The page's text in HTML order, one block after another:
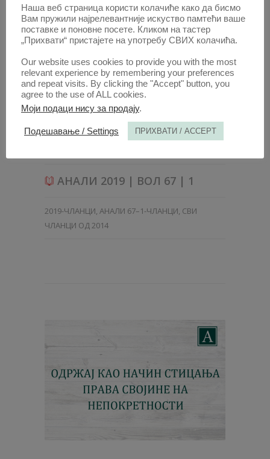
ДОДАТНИ ГЛАСОВИ КАО
НАГРАДА ЛОЈАЛНИМ
АКЦИОНАРИМА: ПРЕДЛОГ ЗА
АНАЛИ 2019 | ВОЛ 67 | 1
2019-ЧЛАНЦИ, АНАЛИ 67–1-ЧЛАНЦИ, СВИ
ЧЛАНЦИ ОД 2014
Наша веб страница користи колачиће како да бисмо
Вам пружили најрелевантније искуство памтећи ваше
поставке и поновне посете. Кликом на тастер
„Прихвати“ пристајете на употребу СВИХ колачића.
Our website uses cookies to provide you with the most
relevant experience by remembering your preferences
and repeat visits. By clicking the "Accept" button, you
agree to the use of ALL cookies.
Моји подаци нису за продају.
Подешавање / Settings ПРИХВАТИ / ACCEPT